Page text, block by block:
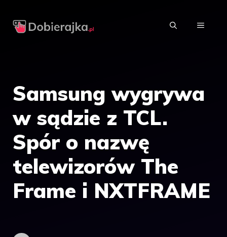
MENU
Samsung wygrywa
w sądzie z TCL.
Spór o nazwę
telewizorów The
Frame i NXTFRAME